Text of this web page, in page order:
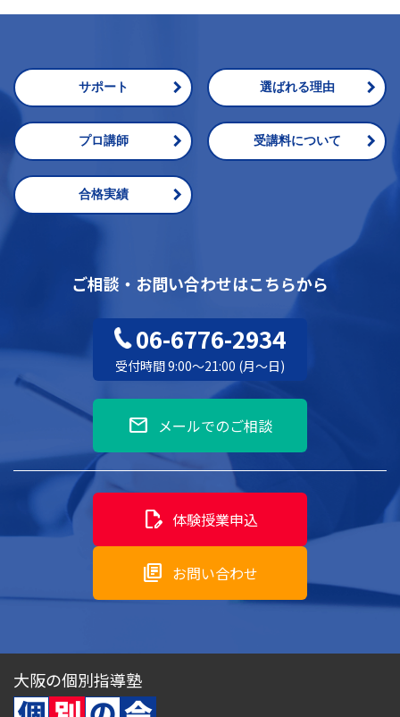
サポート 選ばれる理由
プロ講師 受講料について
合格実績
ご相談・お問い合わせはこちらから
06-6776-2934
受付時間 9:00～21:00 (月～日)
mail メールでのご相談
edit_document 体験授業申込
library_books お問い合わせ
大阪の個別指導塾